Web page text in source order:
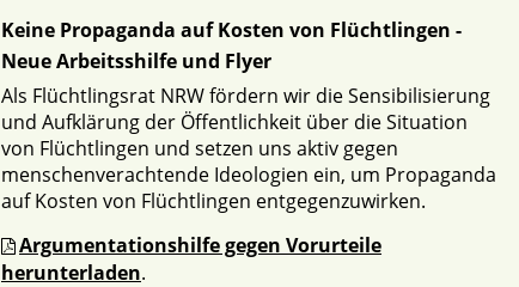
Keine Propaganda auf Kosten von Flüchtlingen -
Neue Arbeitsshilfe und Flyer
Als Flüchtlingsrat NRW fördern wir die Sensibilisierung
und Aufklärung der Öffentlichkeit über die Situation
von Flüchtlingen und setzen uns aktiv gegen
menschenverachtende Ideologien ein, um Propaganda
auf Kosten von Flüchtlingen entgegenzuwirken.
Argumentationshilfe gegen Vorurteile
herunterladen.